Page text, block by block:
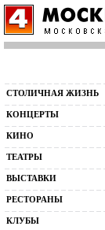
СТОЛИЧНАЯ ЖИЗНЬ
КОНЦЕРТЫ
КИНО
ТЕАТРЫ
ВЫСТАВКИ
РЕСТОРАНЫ
КЛУБЫ